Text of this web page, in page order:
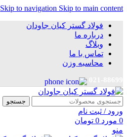
Skip to navigation Skip to main content
فولاد گستر کیان جاودان
درباره ما
وبلاگ
تماس با ما
محاسبه وزن
جستجو
ورود / ثبت نام
0 مورد 0 تومان
منو